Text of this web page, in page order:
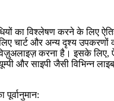
का विश्लेषण करने के लिए
चार्ट और अन्य दृश्य
करना है। इसके लिए,
और साइपी जैसी विभिन्न